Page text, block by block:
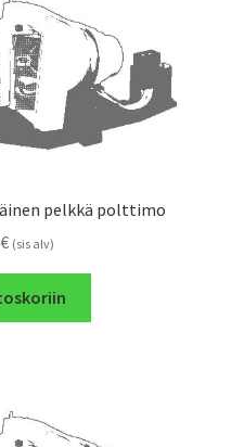
pelkkä polttimo
€ (sis alv)